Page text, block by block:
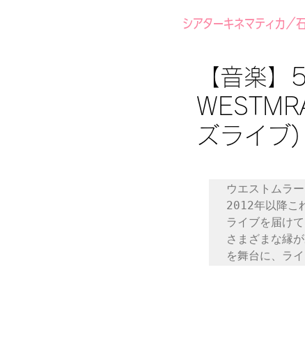
シアターキネマティカ／
【音楽
ズライブ)
ウエストムラ
2012年以降こ
ライブを届け
さまざまな縁
を舞台に、ラ